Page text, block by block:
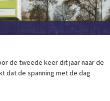
de tweede keer dit jaar naar de
dat de spanning met de dag